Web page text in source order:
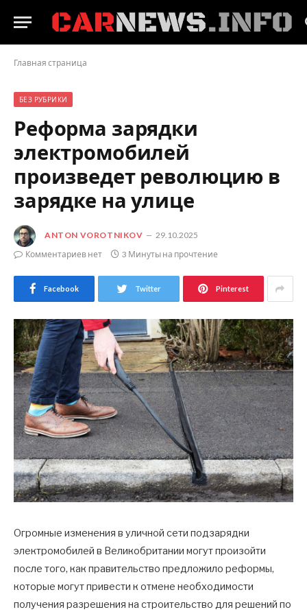
Главная страница
БЕЗ РУБРИКИ
Реформа зарядки
электромобилей
произведет революцию в
зарядке на улице
ANTON VOROTNIKOV
29.10.2025
Комментариев нет
3 Минуты на прочтение
Facebook Twitter Pinterest
Огромные изменения в уличной сети подзарядки
электромобилей в Великобритании могут произойти
после того, как правительство предложило реформы,
которые могут привести к отмене необходимости
получения разрешения на строительство для решений по